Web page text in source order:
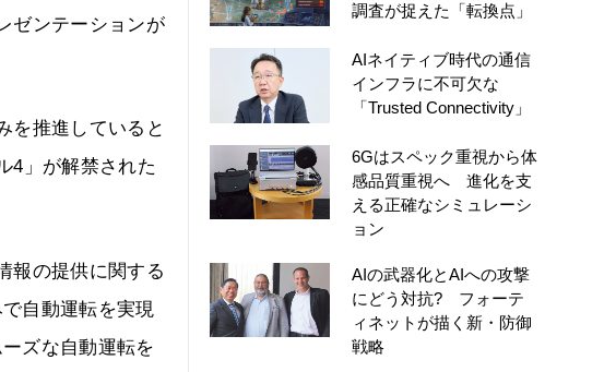
ゼンテーションが
を推進していると
4」が解禁された
報の提供に関する
自動運転を実現
ズな自動運転を
調査が捉えた「転換点」
AIネイティブ時代の通信
インフラに不可欠な
「Trusted Connectivity」
6Gはスペック重視から体
感品質重視へ 進化を支
える正確なシミュレーシ
ョン
AIの武器化とAIへの攻撃
にどう対抗? フォーテ
ィネットが描く新・防御
戦略